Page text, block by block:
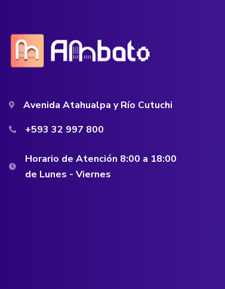
Avenida Atahualpa y Río Cutuchi
+593 32 997 800
Horario de Atención 8:00 a 18:00
de Lunes - Viernes